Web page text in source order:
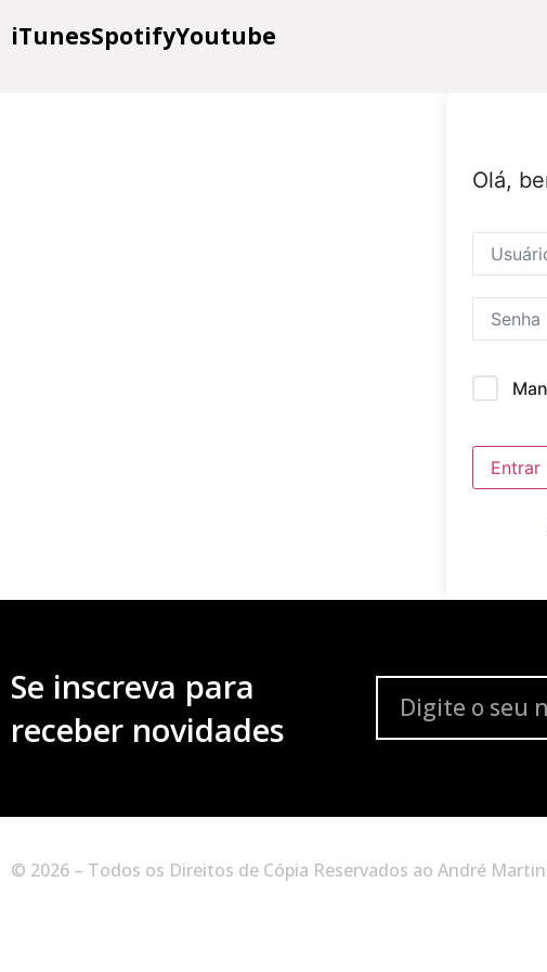
iTunesSpotifyYoutube
Olá,
Entrar
Se inscreva para
receber novidades
© 2026 – Todos os Direitos de Cópia Reservados ao André